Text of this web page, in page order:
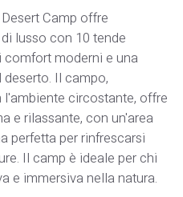
Camp offre
lusso con 10 tende
moderni e una
Il campo,
circostante, offre
e rilassante, con un'area
perfetta per rinfrescarsi
Il camp è ideale per chi
e immersiva nella natura.